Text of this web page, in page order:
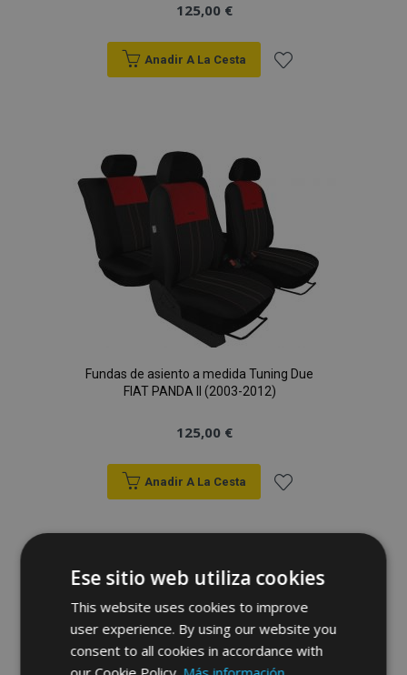
125,00 €
Anadir A La Cesta
Deseos
Fundas de asiento a medida Tuning Due
FIAT PANDA II (2003-2012)
125,00 €
Anadir A La Cesta
Lista
de
Deseos
Ese sitio web utiliza cookies
This website uses cookies to improve
user experience. By using our website you
consent to all cookies in accordance with